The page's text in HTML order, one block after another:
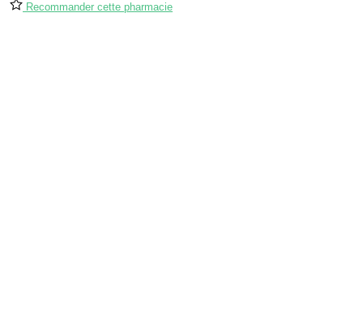
Recommander cette pharmacie